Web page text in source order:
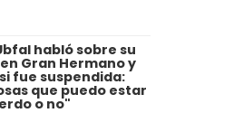
habló sobre su
Gran Hermano y
fue suspendida:
que puedo estar
o no"